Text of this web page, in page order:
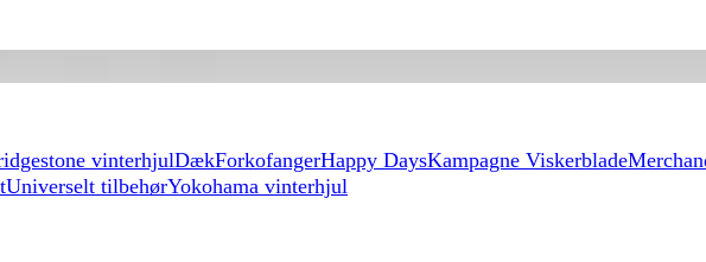
vinterhjulDækForkofangerHappy DaysKampagne Viskerblade
Universelt tilbehørYokohama vinterhjul